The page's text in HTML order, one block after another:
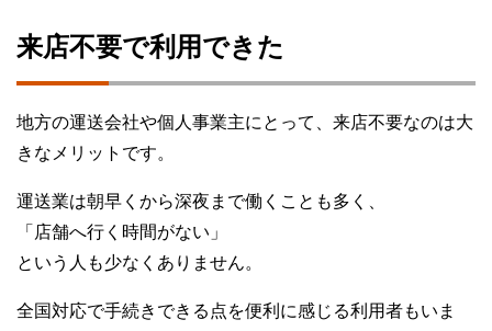
来店不要で利用できた
地方の運送会社や個人事業主にとって、来店不要なのは大
きなメリットです。
運送業は朝早くから深夜まで働くことも多く、
「店舗へ行く時間がない」
という人も少なくありません。
全国対応で手続きできる点を便利に感じる利用者もいま